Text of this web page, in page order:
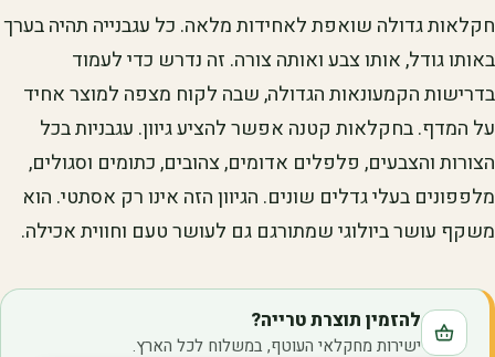
חקלאות גדולה שואפת לאחידות מלאה. כל עגבנייה תהיה בערך
באותו גודל, אותו צבע ואותה צורה. זה נדרש כדי לעמוד
בדרישות הקמעונאות הגדולה, שבה לקוח מצפה למוצר אחיד
על המדף. בחקלאות קטנה אפשר להציע גיוון. עגבניות בכל
הצורות והצבעים, פלפלים אדומים, צהובים, כתומים וסגולים,
מלפפונים בעלי גדלים שונים. הגיוון הזה אינו רק אסתטי. הוא
משקף עושר ביולוגי שמתורגם גם לעושר טעם וחווית אכילה.
להזמין תוצרת טרייה?
ישירות מחקלאי העוטף, במשלוח לכל הארץ.